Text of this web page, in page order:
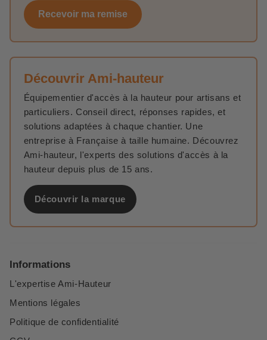
Recevoir ma remise
Découvrir Ami-hauteur
Équipementier d'accès à la hauteur pour artisans et
particuliers. Conseil direct, réponses rapides, et
solutions adaptées à chaque chantier. Une
entreprise à Française à taille humaine. Découvrez
Ami-hauteur, l'experts des solutions d'accès à la
hauteur depuis plus de 15 ans.
Découvrir la marque
Informations
L'expertise Ami-Hauteur
Mentions légales
Politique de confidentialité